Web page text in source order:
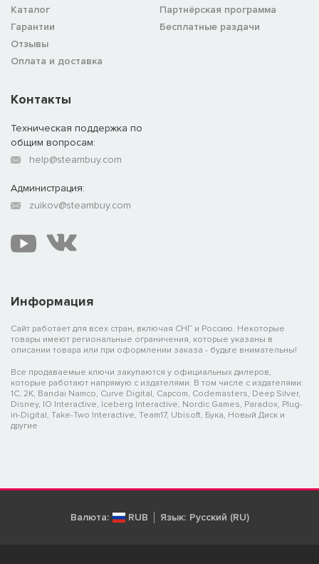
Каталог
Гарантии
Отзывы
Оплата и доставка
Партнёрская программа
Бесплатные раздачи
Информация
Сайт работает для всех стран, включая СНГ и Россию. Некоторые
товары имеют региональные ограничения, которые указаны в
описании товара или при оформлении заказа - будьте внимательны!
Все продаваемые ключи закупаются у официальных дилеров,
которые работают напрямую с издателями. В том числе с издателями:
1C, 2K, Bandai Namco, Curve Digital, Capcom, Codemasters, Deep Silver,
Disney, IO Interactive, Iceberg Interactive, Nordic Games, Paradox, Plug-
in-Digital, Take-Two Interactive, Team17, Ubisoft, Бука, Новый Диск и
другие
Контакты
Техническая поддержка по
общим вопросам:
help@steambuy.com
Администрация:
zuikov@steambuy.com
Валюта: RUB Язык: Русский (RU)